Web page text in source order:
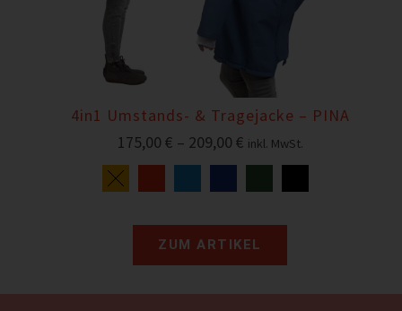
4in1 Umstands- & Tragejacke – PINA
175,00 € – 209,00 € inkl. MwSt.
ZUM ARTIKEL